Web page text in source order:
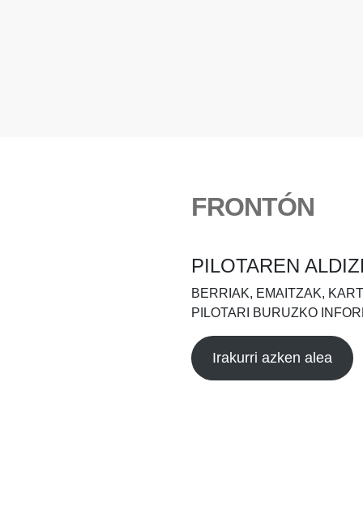
FRONTÓN
PILOTAREN
BERRIAK, EMAITZAK,
PILOTARI BURUZKO
Irakurri azken alea